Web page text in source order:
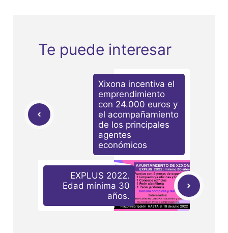
Te puede interesar
Xixona incentiva el
emprendimiento
con 24.000 euros y
el acompañamiento
de los principales
agentes
económicos
EXPLUS 2022.
Edad mínima 30
años.